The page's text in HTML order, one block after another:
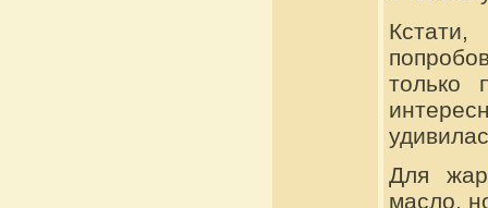
только
Для
масло,